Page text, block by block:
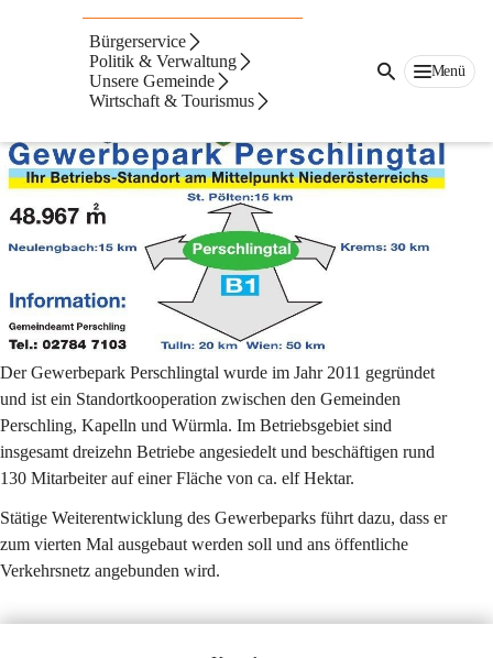
Bürgerservice
Politik & Verwaltung
Unsere Gemeinde
Wirtschaft & Tourismus
Menü
Gewerbepark
Perschlingtal
Der Gewerbepark Perschlingtal wurde im Jahr 2011 gegründet
und ist ein Standortkooperation zwischen den Gemeinden
Perschling, Kapelln und Würmla. Im Betriebsgebiet sind
insgesamt dreizehn Betriebe angesiedelt und beschäftigen rund
130 Mitarbeiter auf einer Fläche von ca. elf Hektar.
Stätige Weiterentwicklung des Gewerbeparks führt dazu, dass er
zum vierten Mal ausgebaut werden soll und ans öffentliche
Verkehrsnetz angebunden wird.